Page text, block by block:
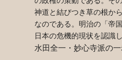
神道と結びつき草の根か
なのである。明治の「帝
日本の危機的現状を認識
水田全一・妙心寺派の